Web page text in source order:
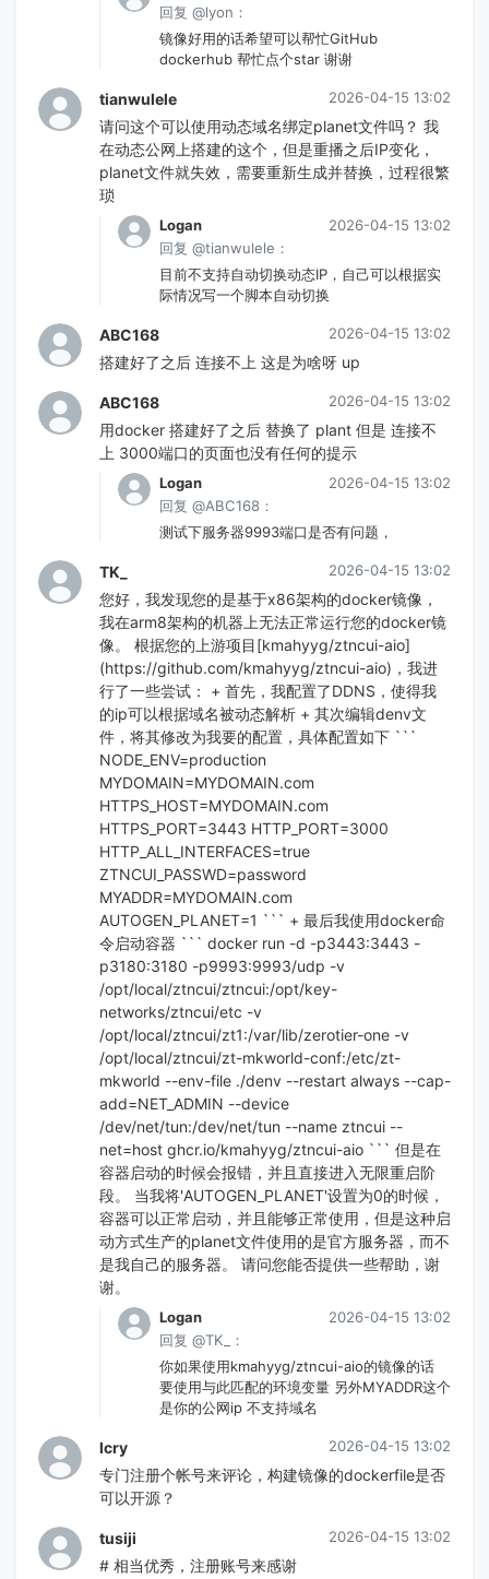
回复 @lyon：
镜像好用的话希望可以帮忙GitHub
dockerhub 帮忙点个star 谢谢
tianwulele 2026-04-15 13:02
请问这个可以使用动态域名绑定planet文件吗？ 我
在动态公网上搭建的这个，但是重播之后IP变化，
planet文件就失效，需要重新生成并替换，过程很繁
琐
Logan
2026-04-15 13:02
回复 @tianwulele：
目前不支持自动切换动态IP，自己可以根据实
际情况写一个脚本自动切换
ABC168 2026-04-15 13:02
搭建好了之后 连接不上 这是为啥呀 up
ABC168 2026-04-15 13:02
用docker 搭建好了之后 替换了 plant 但是 连接不
上 3000端口的页面也没有任何的提示
Logan
2026-04-15 13:02
回复 @ABC168：
测试下服务器9993端口是否有问题，
TK_ 2026-04-15 13:02
您好，我发现您的是基于x86架构的docker镜像，
我在arm8架构的机器上无法正常运行您的docker镜
像。 根据您的上游项目[kmahyyg/ztncui-aio]
(https://github.com/kmahyyg/ztncui-aio)，我进
行了一些尝试： + 首先，我配置了DDNS，使得我
的ip可以根据域名被动态解析 + 其次编辑denv文
件，将其修改为我要的配置，具体配置如下 ```
NODE_ENV=production
MYDOMAIN=MYDOMAIN.com
HTTPS_HOST=MYDOMAIN.com
HTTPS_PORT=3443 HTTP_PORT=3000
HTTP_ALL_INTERFACES=true
ZTNCUI_PASSWD=password
MYADDR=MYDOMAIN.com
AUTOGEN_PLANET=1 ``` + 最后我使用docker命
令启动容器 ``` docker run -d -p3443:3443 -
p3180:3180 -p9993:9993/udp -v
/opt/local/ztncui/ztncui:/opt/key-
networks/ztncui/etc -v
/opt/local/ztncui/zt1:/var/lib/zerotier-one -v
/opt/local/ztncui/zt-mkworld-conf:/etc/zt-
mkworld --env-file ./denv --restart always --cap-
add=NET_ADMIN --device
/dev/net/tun:/dev/net/tun --name ztncui --
net=host ghcr.io/kmahyyg/ztncui-aio ``` 但是在
容器启动的时候会报错，并且直接进入无限重启阶
段。 当我将'AUTOGEN_PLANET'设置为0的时候，
容器可以正常启动，并且能够正常使用，但是这种启
动方式生产的planet文件使用的是官方服务器，而不
是我自己的服务器。 请问您能否提供一些帮助，谢
谢。
Logan
2026-04-15 13:02
回复 @TK_：
你如果使用kmahyyg/ztncui-aio的镜像的话
要使用与此匹配的环境变量 另外MYADDR这个
是你的公网ip 不支持域名
lcry 2026-04-15 13:02
专门注册个帐号来评论，构建镜像的dockerfile是否
可以开源？
tusiji 2026-04-15 13:02
# 相当优秀，注册账号来感谢